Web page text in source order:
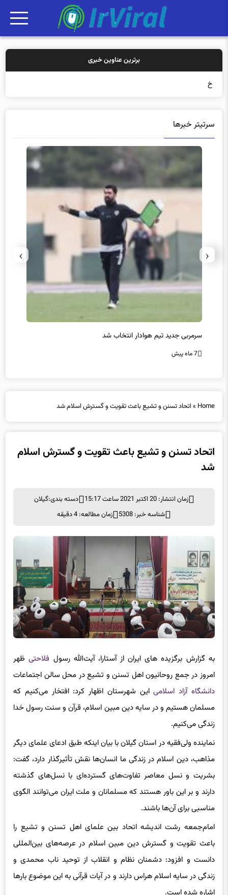
برترین عناوین خبری
خرید بیمه: س
سرتیتر خبرها
سرمربی جدید تیم هوادار انتخاب شد
7 ماه پیش
‹
›
Home
» اتحاد تسنن و تشیع باعث تقویت و گسترش اسلام شد
اتحاد تسنن و تشیع باعث تقویت و گسترش اسلام
شد
زمان انتشار: 20 اکتبر 2021 ساعت 15:17 دسته بندی:گیلان
شناسه خبر: 5308
زمان مطالعه: 4 دقیقه
به گزارش برگزیده های ایران از آستارا، آیت‌الله رسول فلاحتیظهر
امروز در جمع روحانیون اهل تسنن و تشیع در محل سالن اجتماعات
دانشگاه آزاد اسلامیاین شهرستان اظهار کرد: افتخار می‌کنیم که
مسلمان هستیم و در سایه دین مبین اسلام، قرآن و سنت رسول خدا
زندگی می‌کنیم.
نماینده ولی‌فقیه در استان گیلان با بیان اینکه طبق ادعای علمای دیگر
مذاهب، دین اسلام در زندگی ما انسان‌ها نقش تأثیرگذار دارد، گفت:
بشریت و نسل معاصر تفاوت‌های گسترده‌ای با نسل‌های گذشته
دارند و بر این باور هستند که مسلمانان و ملت ایران می‌توانند الگوی
مناسبی برای آن‌ها باشند.
امام‌جمعه رشت اندیشه اتحاد بین علمای اهل تسنن و تشیع را
باعث تقویت و گسترش دین مبین اسلام در عرصه‌های بین‌المللی
دانست و افزود: دشمنان نظام و انقلاب از توحید ناب محمدی و
زندگی در سایه اسلام هراس دارند و در آیات قرآنی به این موضوع بارها
اشاره شده است.